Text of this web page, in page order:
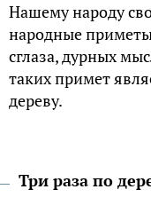
Нашему народу
народные приметы
сглаза, дурных
таких примет
дереву.
Три раза по